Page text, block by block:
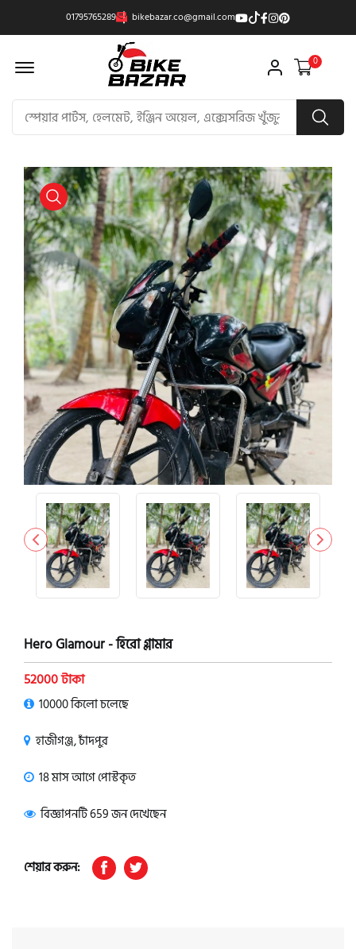
01795765289 bikebazar.co@gmail.com
Offcanvas Menu Open 0
product view
Hero Glamour - হিরো গ্লামার
52000 টাকা
10000 কিলো চলেছে
হাজীগঞ্জ, চাঁদপুর
18 মাস আগে পোস্টকৃত
বিজ্ঞাপনটি 659 জন দেখেছেন
শেয়ার করুন: